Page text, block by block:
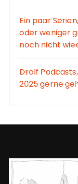
Ein paar
oder weniger
noch nicht
Drölf
2025 gerne